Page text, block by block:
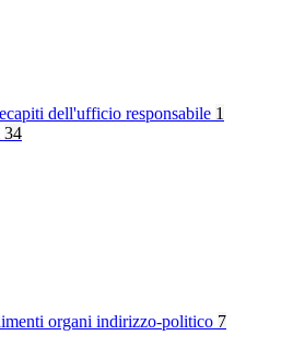
dell'ufficio responsabile 1
34
organi indirizzo-politico 7